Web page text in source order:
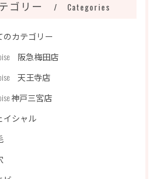
ゴリー Categories
のカテゴリー
阪急梅田店
天王寺店
神戸三宮店
イシャル